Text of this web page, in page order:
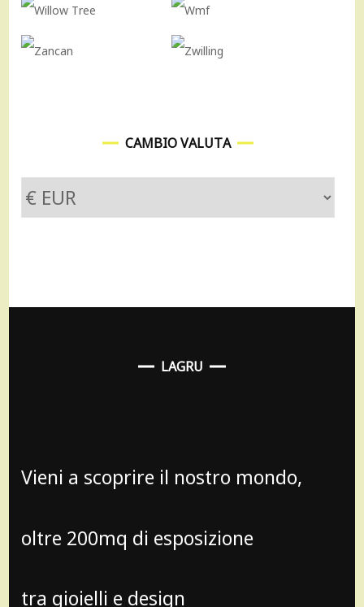
CAMBIO VALUTA
LAGRU
Vieni a scoprire il nostro mondo,
oltre 200mq di esposizione
tra gioielli e design